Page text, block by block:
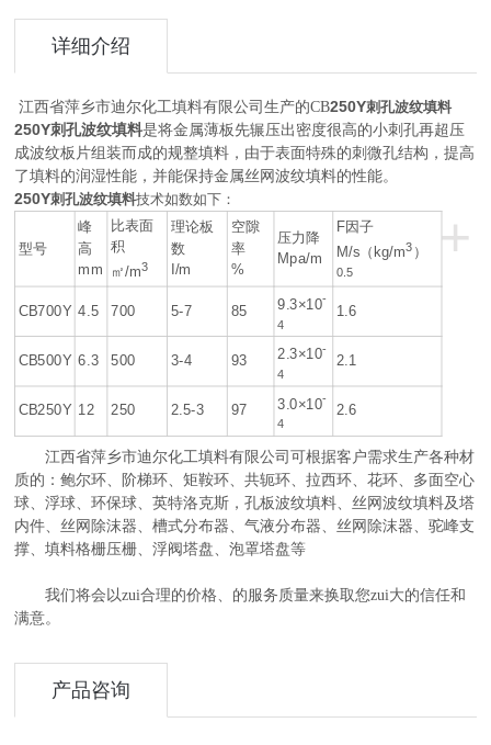
详细介绍
江西省萍乡市迪尔化工填料有限公司生产的CB250Y刺孔波纹填料
250Y刺孔波纹填料是将金属薄板先辗压出密度很高的小刺孔再超压
成波纹板片组装而成的规整填料，由于表面特殊的刺微孔结构，提高
了填料的润湿性能，并能保持金属丝网波纹填料的性能。
250Y刺孔波纹填料技术如数如下：
+
型号
峰
高
mm
比表面
积
㎡/m3
理论板
数
I/m
空隙
率
%
压力降
Mpa/m
F因子
M/s（kg/m3 ）
0.5
CB700Y 4.5 700 5-7 85 9.3×10-
4
1.6
CB500Y 6.3 500 3-4 93 2.3×10-
4
2.1
CB250Y 12 250 2.5-3 97 3.0×10-
4
2.6
江西省萍乡市迪尔化工填料有限公司可根据客户需求生产各种材
质的：鲍尔环、阶梯环、矩鞍环、共轭环、拉西环、花环、多面空心
球、浮球、环保球、英特洛克斯，孔板波纹填料、丝网波纹填料及塔
内件、丝网除沫器、槽式分布器、气液分布器、丝网除沫器、驼峰支
撑、填料格栅压栅、浮阀塔盘、泡罩塔盘等
我们将会以zui合理的价格、的服务质量来换取您zui大的信任和
满意。
产品咨询